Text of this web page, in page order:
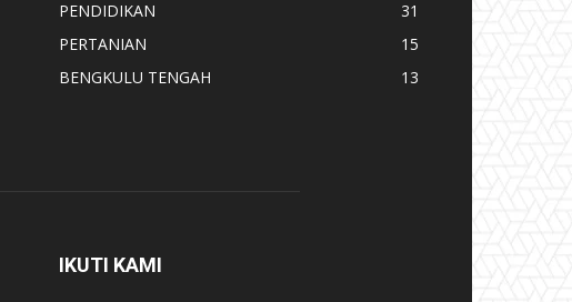
PENDIDIKAN
31
PERTANIAN
15
BENGKULU TENGAH
13
IKUTI KAMI